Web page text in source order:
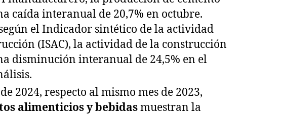
caída interanual de 20,7% en octubre.
el Indicador sintético de la actividad
(ISAC), la actividad de la construcción
disminución interanual de 24,5% en el
2024, respecto al mismo mes de 2023,
alimenticios y bebidasmuestran la